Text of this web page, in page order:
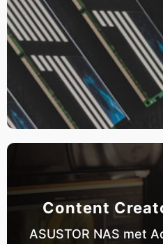
Content
ASUSTOR NAS met